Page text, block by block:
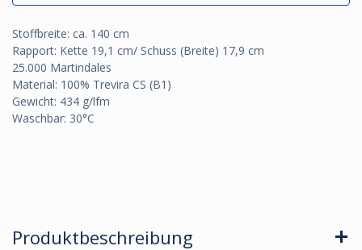
Stoffbreite: ca. 140 cm
Rapport: Kette 19,1 cm/ Schuss (Breite) 17,9 cm
25.000 Martindales
Material: 100% Trevira CS (B1)
Gewicht: 434 g/lfm
Waschbar: 30°C
Produktbeschreibung